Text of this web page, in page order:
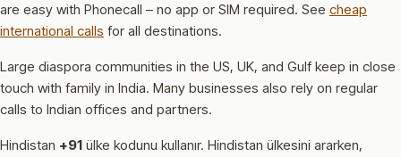
are easy with Phonecall – no app or SIM required. See cheap
international calls for all destinations.
Large diaspora communities in the US, UK, and Gulf keep in close
touch with family in India. Many businesses also rely on regular
calls to Indian offices and partners.
Hindistan +91 ülke kodunu kullanır. Hindistan ülkesini ararken,